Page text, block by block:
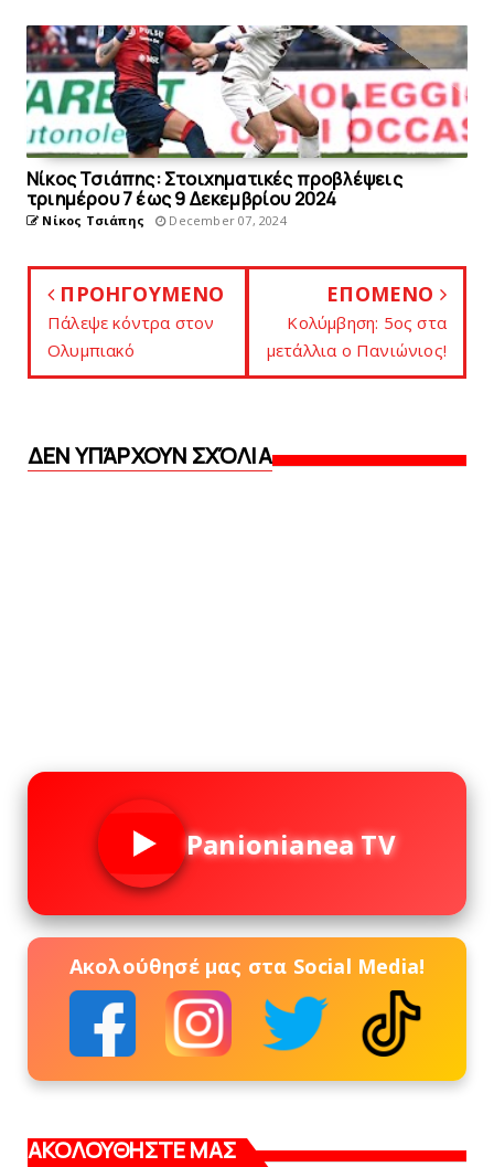
Νίκος Τσιάπης: Στοιχηματικές προβλέψεις
τριημέρου 7 έως 9 Δεκεμβρίου 2024
Νίκος Τσιάπης December 07, 2024
ΠΡΟΗΓΟΥΜΕΝΟ
Πάλεψε κόντρα στoν
Ολυμπιακό
ΕΠΟΜΕΝΟ
Κολύμβηση: 5ος στα
μετάλλια ο Πανιώνιος!
ΔΕΝ ΥΠΆΡΧΟΥΝ ΣΧΌΛΙΑ
Panionianea TV
Ακολούθησέ μας στα Social Media!
ΑΚΟΛΟΥΘΗΣΤΕ ΜΑΣ